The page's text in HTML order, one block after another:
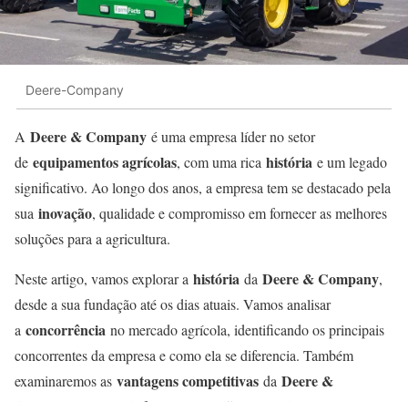
Deere-Company
A Deere & Company é uma empresa líder no setor
de equipamentos agrícolas, com uma rica história e um legado
significativo. Ao longo dos anos, a empresa tem se destacado pela
sua inovação, qualidade e compromisso em fornecer as melhores
soluções para a agricultura.
Neste artigo, vamos explorar a história da Deere & Company,
desde a sua fundação até os dias atuais. Vamos analisar
a concorrência no mercado agrícola, identificando os principais
concorrentes da empresa e como ela se diferencia. Também
examinaremos as vantagens competitivas da Deere &